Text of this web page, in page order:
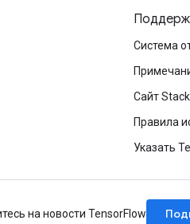
Система
Сайт
Правила
Указать
на новости TensorFlow